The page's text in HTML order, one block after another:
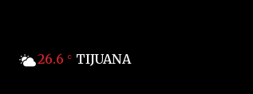
26.6 C TIJUANA